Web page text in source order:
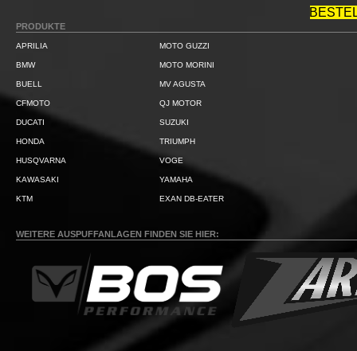
PRODUKTE
APRILIA
BMW
BUELL
CFMOTO
DUCATI
HONDA
HUSQVARNA
KAWASAKI
KTM
MOTO GUZZI
MOTO MORINI
MV AGUSTA
QJ MOTOR
SUZUKI
TRIUMPH
VOGE
YAMAHA
EXAN DB-EATER
WEITERE AUSPUFFANLAGEN FINDEN SIE HIER: